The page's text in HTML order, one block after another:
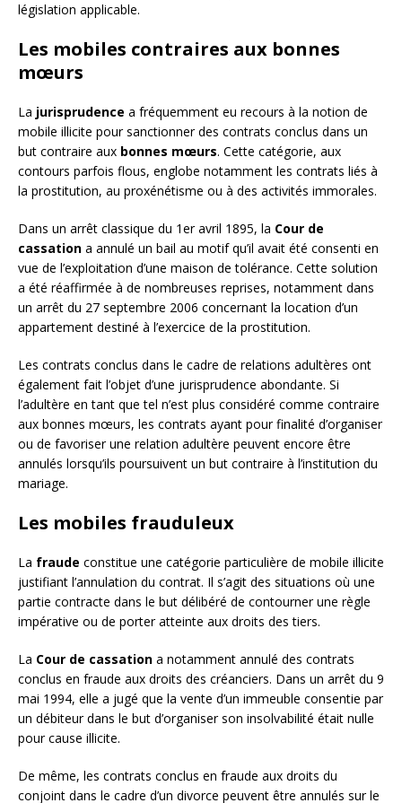
législation applicable.
Les mobiles contraires aux bonnes
mœurs
La jurisprudence a fréquemment eu recours à la notion de
mobile illicite pour sanctionner des contrats conclus dans un
but contraire aux bonnes mœurs. Cette catégorie, aux
contours parfois flous, englobe notamment les contrats liés à
la prostitution, au proxénétisme ou à des activités immorales.
Dans un arrêt classique du 1er avril 1895, la Cour de
cassation a annulé un bail au motif qu’il avait été consenti en
vue de l’exploitation d’une maison de tolérance. Cette solution
a été réaffirmée à de nombreuses reprises, notamment dans
un arrêt du 27 septembre 2006 concernant la location d’un
appartement destiné à l’exercice de la prostitution.
Les contrats conclus dans le cadre de relations adultères ont
également fait l’objet d’une jurisprudence abondante. Si
l’adultère en tant que tel n’est plus considéré comme contraire
aux bonnes mœurs, les contrats ayant pour finalité d’organiser
ou de favoriser une relation adultère peuvent encore être
annulés lorsqu’ils poursuivent un but contraire à l’institution du
mariage.
Les mobiles frauduleux
La fraude constitue une catégorie particulière de mobile illicite
justifiant l’annulation du contrat. Il s’agit des situations où une
partie contracte dans le but délibéré de contourner une règle
impérative ou de porter atteinte aux droits des tiers.
La Cour de cassation a notamment annulé des contrats
conclus en fraude aux droits des créanciers. Dans un arrêt du 9
mai 1994, elle a jugé que la vente d’un immeuble consentie par
un débiteur dans le but d’organiser son insolvabilité était nulle
pour cause illicite.
De même, les contrats conclus en fraude aux droits du
conjoint dans le cadre d’un divorce peuvent être annulés sur le